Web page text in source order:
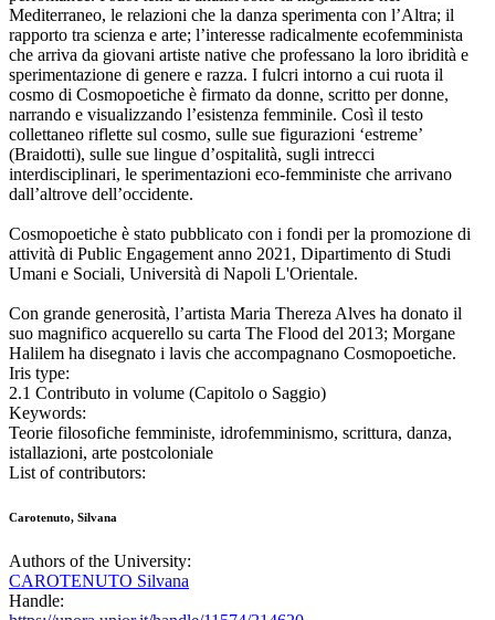
Mediterraneo, le relazioni che la danza sperimenta con l’Altra; il
rapporto tra scienza e arte; l’interesse radicalmente ecofemminista
che arriva da giovani artiste native che professano la loro ibridità e
sperimentazione di genere e razza. I fulcri intorno a cui ruota il
cosmo di Cosmopoetiche è firmato da donne, scritto per donne,
narrando e visualizzando l’esistenza femminile. Così il testo
collettaneo riflette sul cosmo, sulle sue figurazioni ‘estreme’
(Braidotti), sulle sue lingue d’ospitalità, sugli intrecci
interdisciplinari, le sperimentazioni eco-femministe che arrivano
dall’altrove dell’occidente.
Cosmopoetiche è stato pubblicato con i fondi per la promozione di
attività di Public Engagement anno 2021, Dipartimento di Studi
Umani e Sociali, Università di Napoli L'Orientale.
Con grande generosità, l’artista Maria Thereza Alves ha donato il
suo magnifico acquerello su carta The Flood del 2013; Morgane
Halilem ha disegnato i lavis che accompagnano Cosmopoetiche.
Iris type:
2.1 Contributo in volume (Capitolo o Saggio)
Keywords:
Teorie filosofiche femministe, idrofemminismo, scrittura, danza,
istallazioni, arte postcoloniale
List of contributors:
Carotenuto, Silvana
Authors of the University:
CAROTENUTO Silvana
Handle: